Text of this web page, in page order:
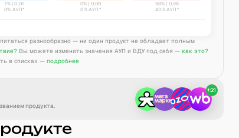
1% |0,01
0% АУП*
0% | 0,00
0% АУП*
98% | 0,98
43% АУП*
разнообразно — ни один продукт не обладает полным
Вы можете изменить значения АУП и ВДУ под себя — как это?
в списках — подробнее
продукта.
+21